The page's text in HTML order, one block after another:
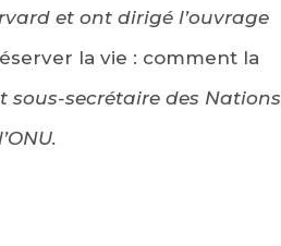
et ont dirigé l’ouvrage
la vie : comment la
sous-secrétaire des Nations